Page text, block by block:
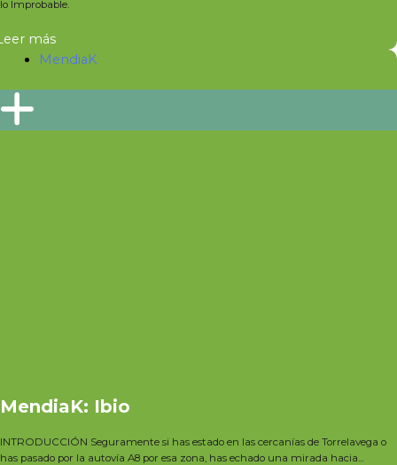
lo Improbable.
más
MendiaK
MendiaK: Ibio
INTRODUCCIÓN Seguramente si has estado en las cercanías de Torrelavega o
has pasado por la autovía A8 por esa zona, has echado una mirada hacia...